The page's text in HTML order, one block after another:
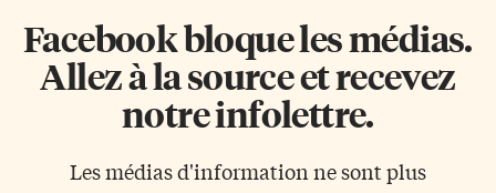
Facebook bloque les médias.
Allez à la source et recevez
notre infolettre.
Les médias d'information ne sont plus